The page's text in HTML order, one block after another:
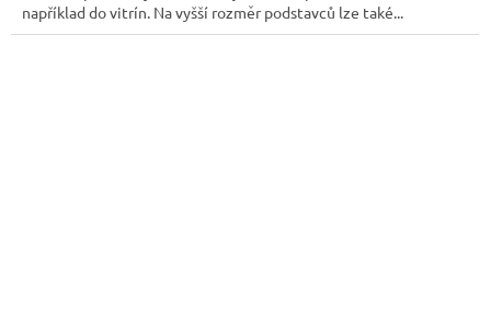
například do vitrín. Na vyšší rozměr podstavců lze také...